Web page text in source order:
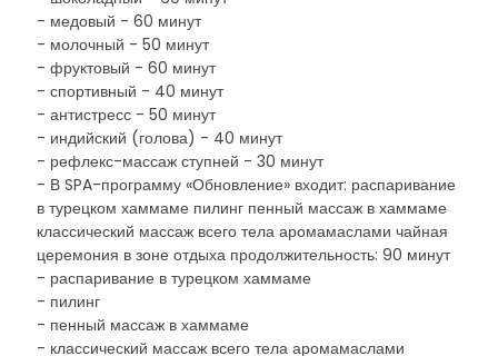
- медовый - 60 минут
- молочный - 50 минут
- фруктовый - 60 минут
- спортивный - 40 минут
- антистресс - 50 минут
- индийский (голова) - 40 минут
- рефлекс-массаж ступней - 30 минут
- В SPA-программу «Обновление» входит: распаривание
в турецком хаммаме пилинг пенный массаж в хаммаме
классический массаж всего тела аромамаслами чайная
церемония в зоне отдыха продолжительность: 90 минут
- распаривание в турецком хаммаме
- пилинг
- пенный массаж в хаммаме
- классический массаж всего тела аромамаслами